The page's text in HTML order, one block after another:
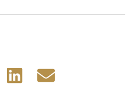
Share
Share